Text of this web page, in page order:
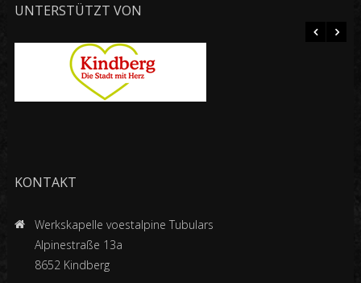
UNTERSTÜTZT VON
KONTAKT
Werkskapelle voestalpine Tubulars
Alpinestraße 13a
8652 Kindberg